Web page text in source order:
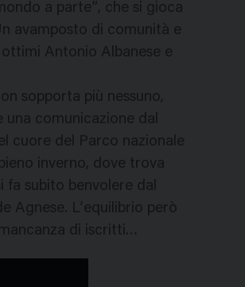
a parte”, che si gioca
avamposto di comunità e
Antonio Albanese e
sopporta più nessuno,
comunicazione dal
cuore del Parco nazionale
inverno, dove trova
fa subito benvolere dal
Agnese. L’equilibrio però
di iscritti…